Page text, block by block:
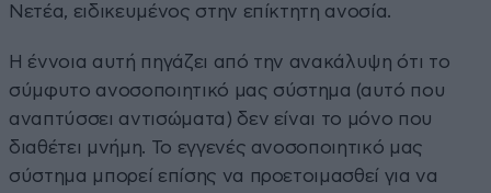
Νετέα, ειδικευμένος στην επίκτητη ανοσία.
Η έννοια αυτή πηγάζει από την ανακάλυψη ότι το
σύμφυτο ανοσοποιητικό μας σύστημα (αυτό που
αναπτύσσει αντισώματα) δεν είναι το μόνο που
διαθέτει μνήμη. Το εγγενές ανοσοποιητικό μας
σύστημα μπορεί επίσης να προετοιμασθεί για να